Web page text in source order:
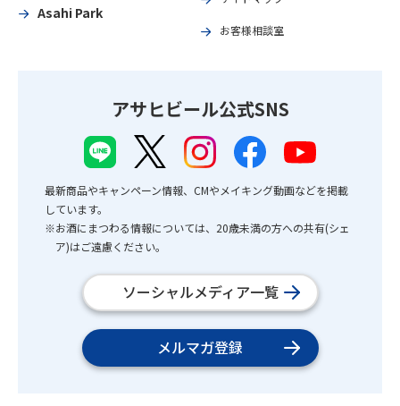
Asahi Park
お客様相談室
アサヒビール公式SNS
最新商品やキャンペーン情報、CMやメイキング動画などを掲載
しています。
※お酒にまつわる情報については、20歳未満の方への共有(シェ
ア)はご遠慮ください。
ソーシャルメディア一覧
メルマガ登録